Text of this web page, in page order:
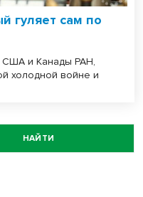
гуляет сам по
США и Канады РАН,
холодной войне и
НАЙТИ